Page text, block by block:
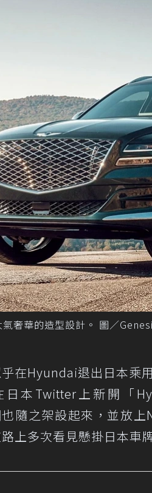
奢華的造型設計。 圖／
在Hyundai退出日本乘
日本Twitter上新開「
隨之架設起來，並放上
上多次看見懸掛日本車